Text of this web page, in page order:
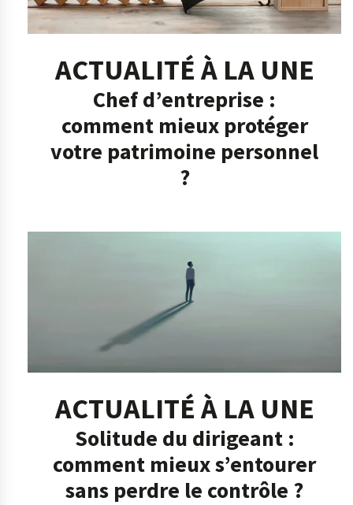
ACTUALITÉ À LA UNE
Chef d’entreprise :
comment mieux protéger
votre patrimoine personnel
?
ACTUALITÉ À LA UNE
Solitude du dirigeant :
comment mieux s’entourer
sans perdre le contrôle ?